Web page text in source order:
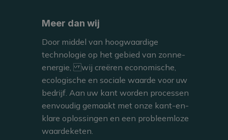
CHIEF FINANCIAL OFFICER
Meer dan wij
Door middel van hoogwaardige
technologie op het gebied van zonne-
energie, wij creëren economische,
ecologische en sociale waarde voor uw
bedrijf. Aan uw kant worden processen
eenvoudig gemaakt met onze kant-en-
klare oplossingen en een probleemloze
waardeketen.